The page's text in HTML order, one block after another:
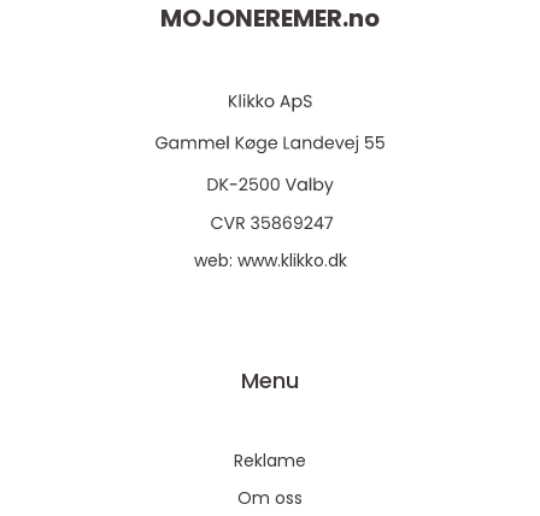
MOJONEREMER.no
web: www.klikko.dk
Menu
Reklame
Om oss